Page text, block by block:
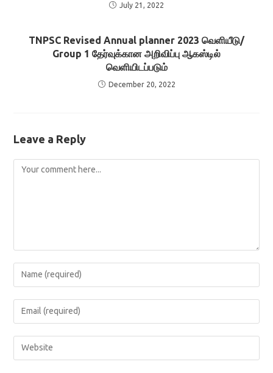
July 21, 2022
TNPSC Revised Annual planner 2023 வெளியீடு/
Group 1 தேர்வுக்கான அறிவிப்பு ஆகஸ்டில்
வெளியிடப்படும்
December 20, 2022
Leave a Reply
Comment
Enter
your
name
comment
Enter
your
email
address
Enter
your